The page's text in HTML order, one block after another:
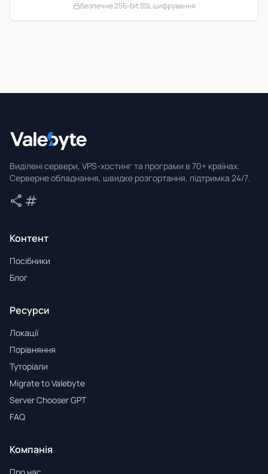
Безпечне 256-bit SSL шифрування
Виділені сервери, VPS-хостинг та програми в 70+ країнах.
Серверне обладнання, швидке розгортання, підтримка 24/7.
share Поділитися
tag
Контент
Посібники
Блог
Ресурси
Локації
Порівняння
Туторіали
Migrate to Valebyte
Server Chooser GPT
FAQ
Компанія